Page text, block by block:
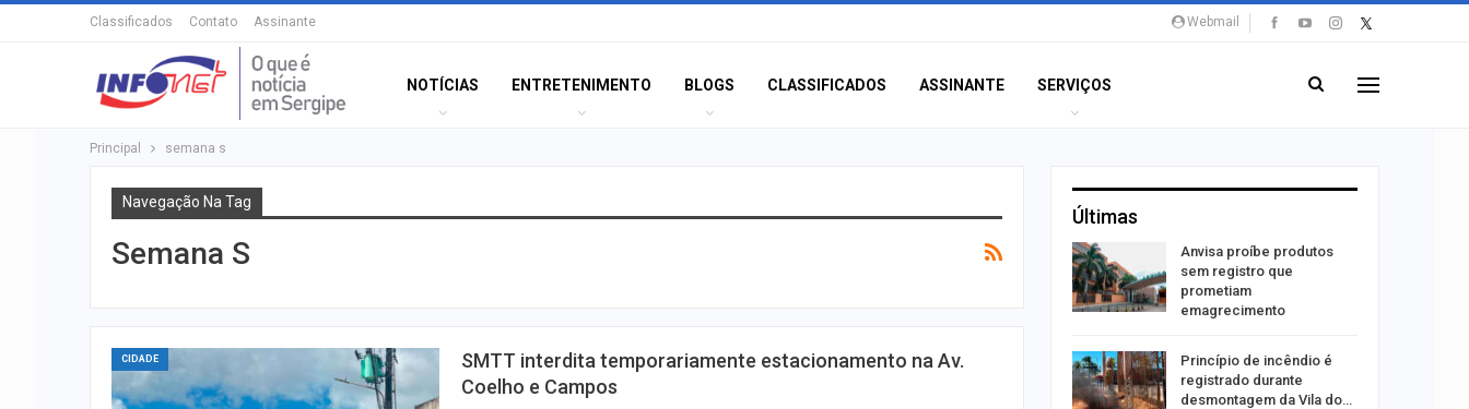
Webmail
Classificados Contato Assinante
NOTÍCIAS ENTRETENIMENTO BLOGS CLASSIFICADOS ASSINANTE SERVIÇOS
Principal semana s
Navegação Na Tag
Semana S
CIDADE
SMTT interdita temporariamente estacionamento na Av.
Coelho e Campos
Últimas
Dia dos Pais: cerca de 104
Homem é preso por
suspeita de tráfico de
Anvisa proíbe produtos
sem registro que
prometiam
emagrecimento
Princípio de incêndio é
registrado durante
desmontagem da Vila do…